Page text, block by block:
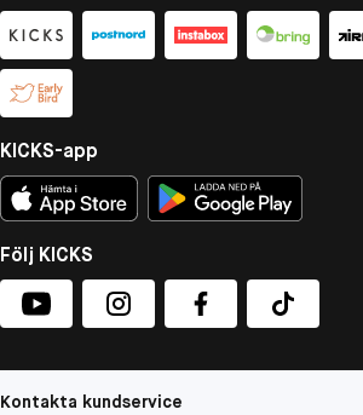
KICKS-app
Följ KICKS
Kontakta kundservice